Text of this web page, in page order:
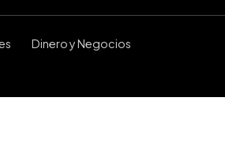
Dinero y Negocios